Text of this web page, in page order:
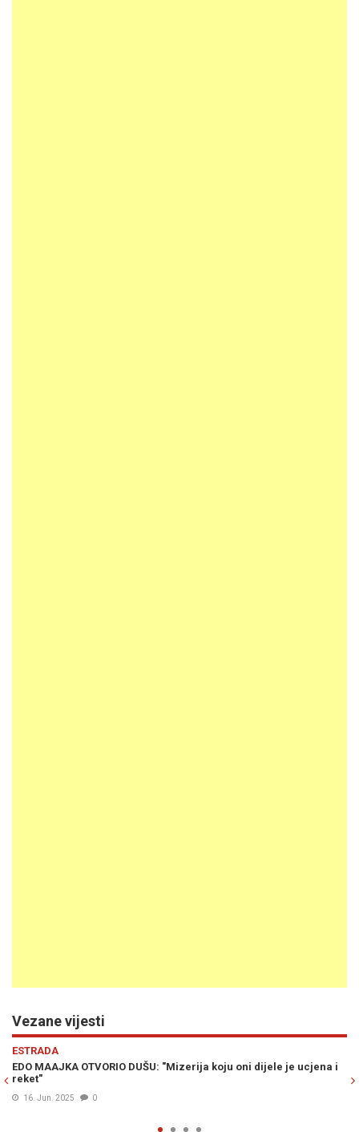
Vezane vijesti
"Mizerija koju oni dijele je ucjena i
DOBRA PREPORUKA: Edo Maajka
izabrao djela bh. pisaca - Damira